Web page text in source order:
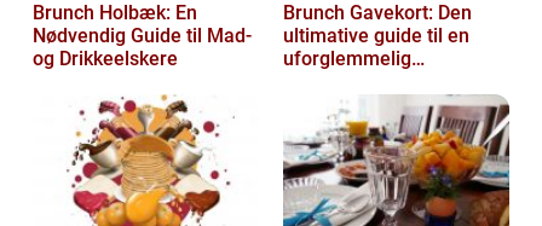
Brunch Holbæk: En
Nødvendig Guide til Mad-
og Drikkeelskere
Brunch Gavekort: Den
ultimative guide til en
uforglemmelig